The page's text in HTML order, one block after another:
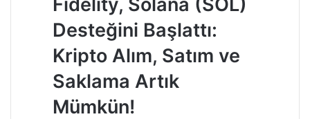
Desteğini Başlattı:
Kripto Alım, Satım ve
Saklama Artık
Mümkün!